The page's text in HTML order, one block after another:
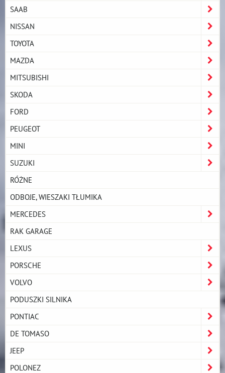
SAAB
NISSAN
TOYOTA
MAZDA
MITSUBISHI
SKODA
FORD
PEUGEOT
MINI
SUZUKI
RÓŻNE
ODBOJE, WIESZAKI TŁUMIKA
MERCEDES
RAK GARAGE
LEXUS
PORSCHE
VOLVO
PODUSZKI SILNIKA
PONTIAC
DE TOMASO
JEEP
POLONEZ